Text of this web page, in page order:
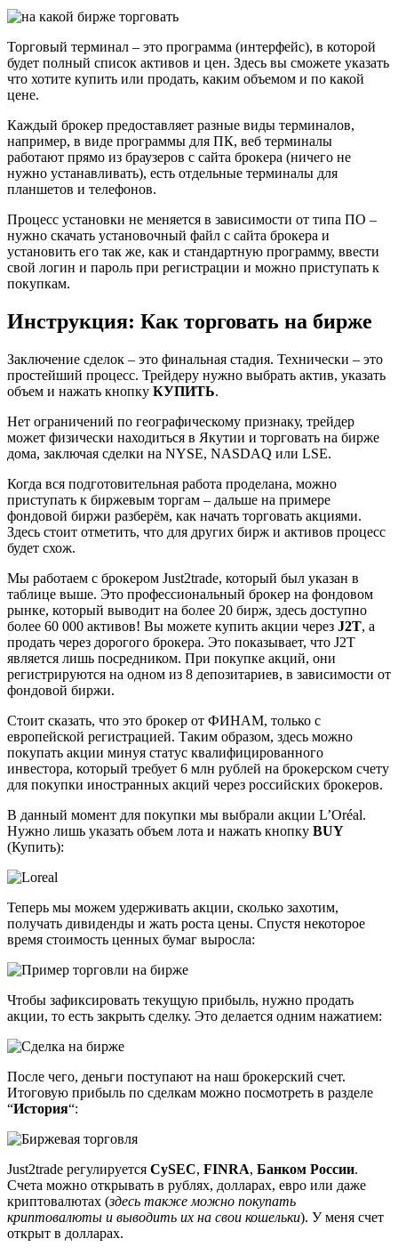
Торговый терминал – это программа (интерфейс), в которой
будет полный список активов и цен. Здесь вы сможете указать
что хотите купить или продать, каким объемом и по какой
цене.
Каждый брокер предоставляет разные виды терминалов,
например, в виде программы для ПК, веб терминалы
работают прямо из браузеров с сайта брокера (ничего не
нужно устанавливать), есть отдельные терминалы для
планшетов и телефонов.
Процесс установки не меняется в зависимости от типа ПО –
нужно скачать установочный файл с сайта брокера и
установить его так же, как и стандартную программу, ввести
свой логин и пароль при регистрации и можно приступать к
покупкам.
Инструкция: Как торговать на бирже
Заключение сделок – это финальная стадия. Технически – это
простейший процесс. Трейдеру нужно выбрать актив, указать
объем и нажать кнопку КУПИТЬ.
Нет ограничений по географическому признаку, трейдер
может физически находиться в Якутии и торговать на бирже
дома, заключая сделки на NYSE, NASDAQ или LSE.
Когда вся подготовительная работа проделана, можно
приступать к биржевым торгам – дальше на примере
фондовой биржи разберём, как начать торговать акциями.
Здесь стоит отметить, что для других бирж и активов процесс
будет схож.
Мы работаем с брокером Just2trade, который был указан в
таблице выше. Это профессиональный брокер на фондовом
рынке, который выводит на более 20 бирж, здесь доступно
более 60 000 активов! Вы можете купить акции через J2T, а
продать через дорогого брокера. Это показывает, что J2T
является лишь посредником. При покупке акций, они
регистрируются на одном из 8 депозитариев, в зависимости от
фондовой биржи.
Стоит сказать, что это брокер от ФИНАМ, только с
европейской регистрацией. Таким образом, здесь можно
покупать акции минуя статус квалифицированного
инвестора, который требует 6 млн рублей на брокерском счету
для покупки иностранных акций через российских брокеров.
В данный момент для покупки мы выбрали акции L’Oréal.
Нужно лишь указать объем лота и нажать кнопку BUY
(Купить):
Теперь мы можем удерживать акции, сколько захотим,
получать дивиденды и жать роста цены. Спустя некоторое
время стоимость ценных бумаг выросла:
Чтобы зафиксировать текущую прибыль, нужно продать
акции, то есть закрыть сделку. Это делается одним нажатием:
После чего, деньги поступают на наш брокерский счет.
Итоговую прибыль по сделкам можно посмотреть в разделе
“История“:
Just2trade регулируется CySEC, FINRA, Банком России.
Счета можно открывать в рублях, долларах, евро или даже
криптовалютах (здесь также можно покупать
криптовалюты и выводить их на свои кошельки). У меня счет
открыт в долларах.